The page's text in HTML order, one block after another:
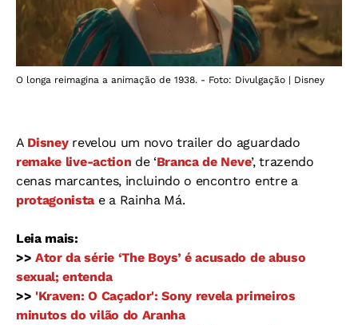
O longa reimagina a animação de 1938. - Foto: Divulgação | Disney
A Disneyrevelou um novo trailer do aguardado
remake live-action de ‘Branca de Neve’, trazendo
cenas marcantes, incluindo o encontro entre a
protagonista e a Rainha Má.
Leia mais:
>>Ator da série ‘The Boys’ é acusado de abuso
sexual; entenda
>> 'Kraven: O Caçador': Sony revela primeiros
minutos do vilão do Aranha